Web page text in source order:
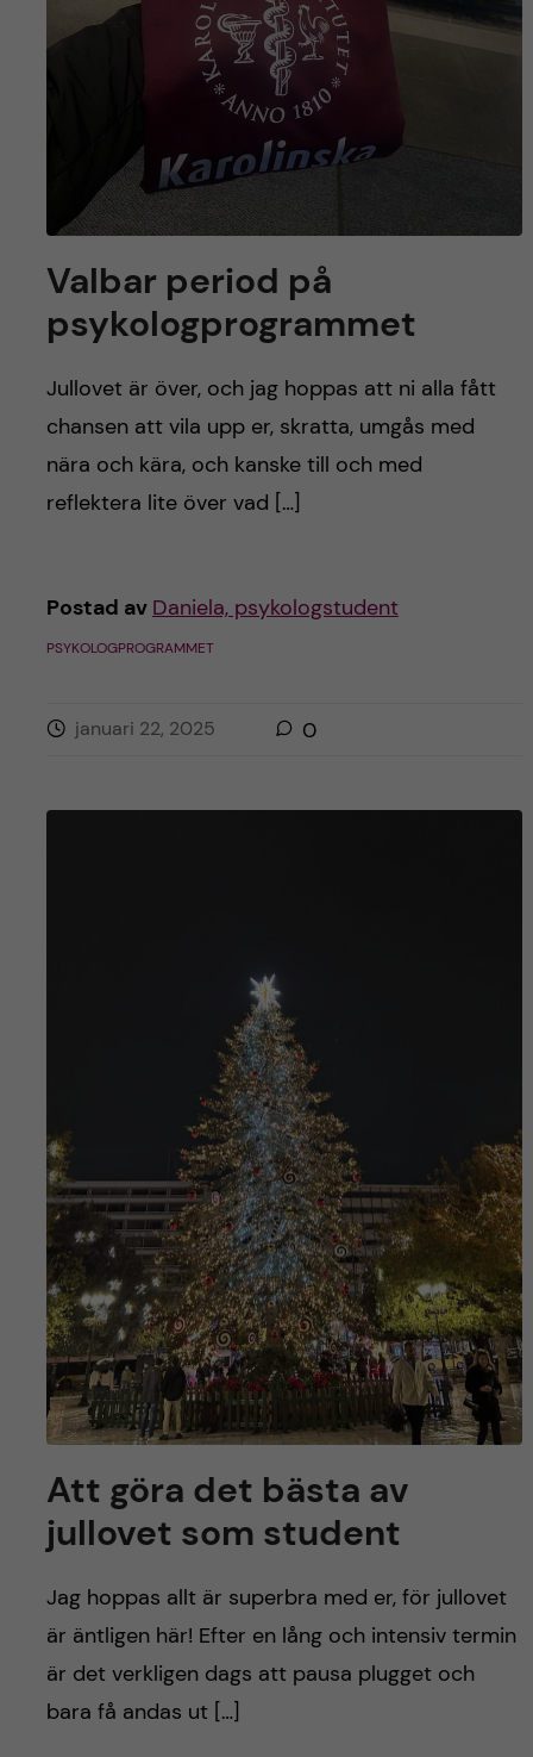
Valbar period på
psykologprogrammet
Jullovet är över, och jag hoppas att ni alla fått
chansen att vila upp er, skratta, umgås med
nära och kära, och kanske till och med
reflektera lite över vad […]
Postad av Daniela, psykologstudent
PSYKOLOGPROGRAMMET
januari 22, 2025 0
Att göra det bästa av
jullovet som student
Jag hoppas allt är superbra med er, för jullovet
är äntligen här! Efter en lång och intensiv termin
är det verkligen dags att pausa plugget och
bara få andas ut […]